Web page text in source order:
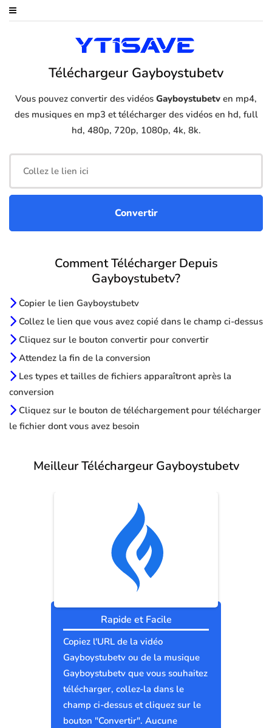
Téléchargeur Gayboystubetv
Vous pouvez convertir des vidéos Gayboystubetv en mp4,
des musiques en mp3 et télécharger des vidéos en hd, full
hd, 480p, 720p, 1080p, 4k, 8k.
Comment Télécharger Depuis
Gayboystubetv?
Copier le lien Gayboystubetv
Collez le lien que vous avez copié dans le champ ci-dessus
Cliquez sur le bouton convertir pour convertir
Attendez la fin de la conversion
Les types et tailles de fichiers apparaîtront après la
conversion
Cliquez sur le bouton de téléchargement pour télécharger
le fichier dont vous avez besoin
Meilleur Téléchargeur Gayboystubetv
Rapide et Facile
Copiez l'URL de la vidéo
Gayboystubetv ou de la musique
Gayboystubetv que vous souhaitez
télécharger, collez-la dans le
champ ci-dessus et cliquez sur le
bouton "Convertir". Aucune